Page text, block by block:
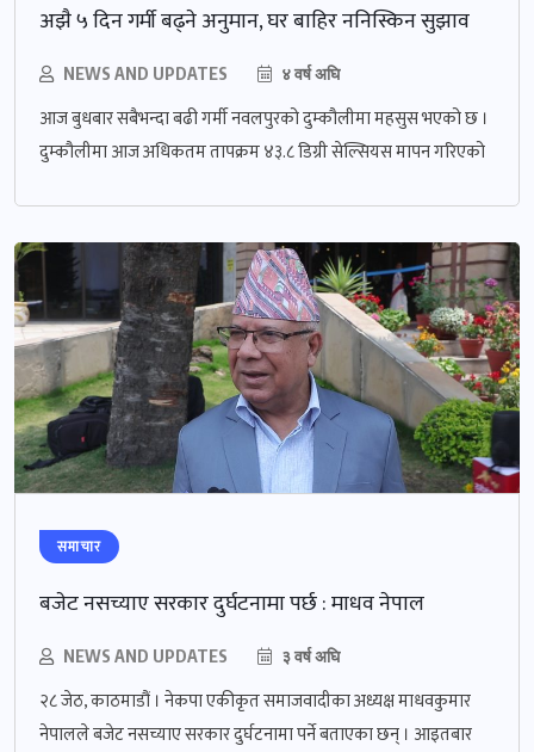
अझै ५ दिन गर्मी बढ्ने अनुमान, घर बाहिर ननिस्किन सुझाव
NEWS AND UPDATES ४ वर्ष अघि
आज बुधबार सबैभन्दा बढी गर्मी नवलपुरको दुम्कौलीमा महसुस भएको छ ।
दुम्कौलीमा आज अधिकतम तापक्रम ४३.८ डिग्री सेल्सियस मापन गरिएको
समाचार
बजेट नसच्याए सरकार दुर्घटनामा पर्छ : माधव नेपाल
NEWS AND UPDATES ३ वर्ष अघि
२८ जेठ, काठमाडौं । नेकपा एकीकृत समाजवादीका अध्यक्ष माधवकुमार
नेपालले बजेट नसच्याए सरकार दुर्घटनामा पर्ने बताएका छन् । आइतबार